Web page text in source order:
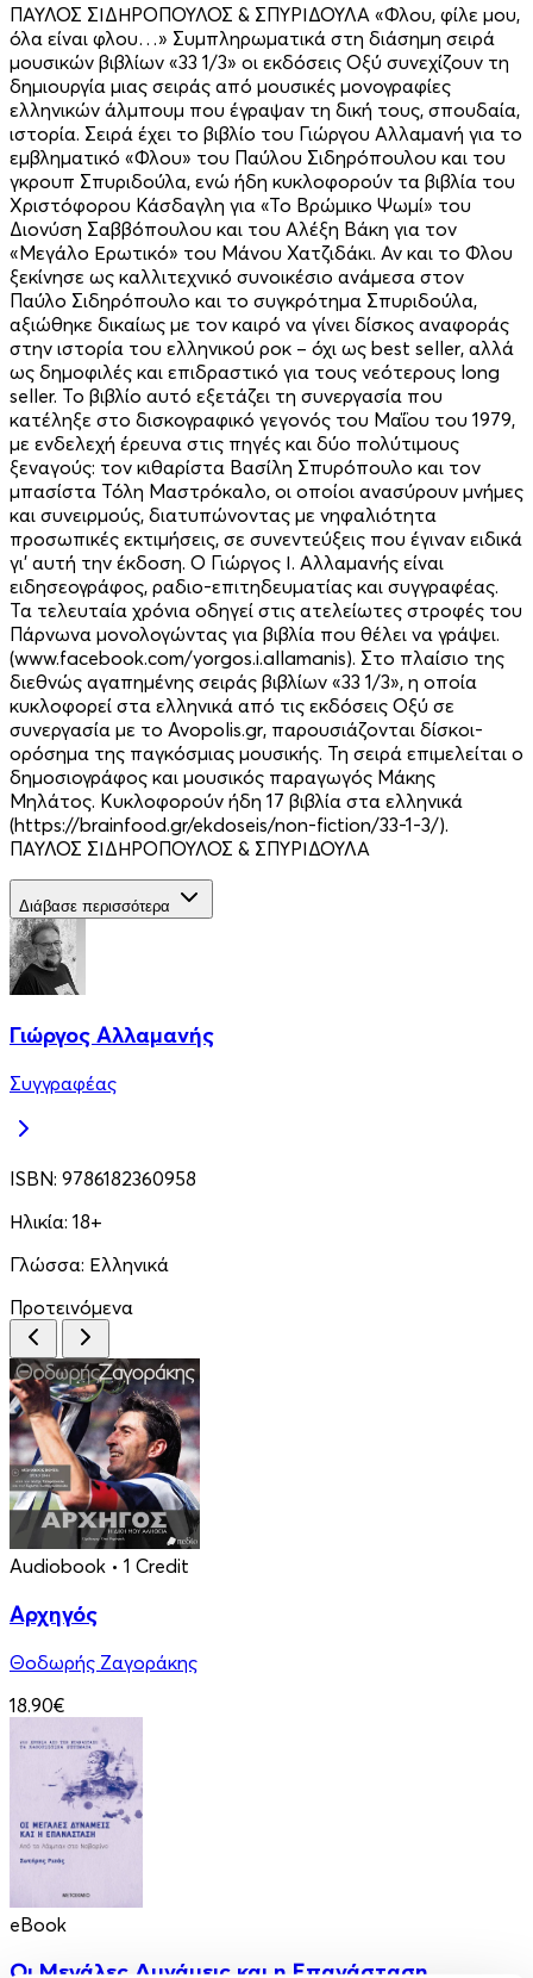
ΠΑΥΛΟΣ ΣΙΔΗΡΟΠΟΥΛΟΣ & ΣΠΥΡΙΔΟΥΛΑ «Φλου, φίλε μου,
όλα είναι φλου…» Συμπληρωματικά στη διάσημη σειρά
μουσικών βιβλίων «33 1/3» οι εκδόσεις Οξύ συνεχίζουν τη
δημιουργία μιας σειράς από μουσικές μονογραφίες
ελληνικών άλμπουμ που έγραψαν τη δική τους, σπουδαία,
ιστορία. Σειρά έχει το βιβλίο του Γιώργου Αλλαμανή για το
εμβληματικό «Φλου» του Παύλου Σιδηρόπουλου και του
γκρουπ Σπυριδούλα, ενώ ήδη κυκλοφορούν τα βιβλία του
Χριστόφορου Κάσδαγλη για «Το Βρώμικο Ψωμί» του
Διονύση Σαββόπουλου και του Αλέξη Βάκη για τον
«Μεγάλο Ερωτικό» του Μάνου Χατζιδάκι. Αν και το Φλου
ξεκίνησε ως καλλιτεχνικό συνοικέσιο ανάμεσα στον
Παύλο Σιδηρόπουλο και το συγκρότημα Σπυριδούλα,
αξιώθηκε δικαίως με τον καιρό να γίνει δίσκος αναφοράς
στην ιστορία του ελληνικού ροκ – όχι ως best seller, αλλά
ως δημοφιλές και επιδραστικό για τους νεότερους long
seller. Το βιβλίο αυτό εξετάζει τη συνεργασία που
κατέληξε στο δισκογραφικό γεγονός του Μαΐου του 1979,
με ενδελεχή έρευνα στις πηγές και δύο πολύτιμους
ξεναγούς: τον κιθαρίστα Βασίλη Σπυρόπουλο και τον
μπασίστα Τόλη Μαστρόκαλο, οι οποίοι ανασύρουν μνήμες
και συνειρμούς, διατυπώνοντας με νηφαλιότητα
προσωπικές εκτιμήσεις, σε συνεντεύξεις που έγιναν ειδικά
γι’ αυτή την έκδοση. Ο Γιώργος Ι. Αλλαμανής είναι
ειδησεογράφος, ραδιο-επιτηδευματίας και συγγραφέας.
Τα τελευταία χρόνια οδηγεί στις ατελείωτες στροφές του
Πάρνωνα μονολογώντας για βιβλία που θέλει να γράψει.
(www.facebook.com/yorgos.i.allamanis). Στο πλαίσιο της
διεθνώς αγαπημένης σειράς βιβλίων «33 1/3», η οποία
κυκλοφορεί στα ελληνικά από τις εκδόσεις Οξύ σε
συνεργασία με το Avopolis.gr, παρουσιάζονται δίσκοι-
ορόσημα της παγκόσμιας μουσικής. Τη σειρά επιμελείται ο
δημοσιογράφος και μουσικός παραγωγός Μάκης
Μηλάτος. Κυκλοφορούν ήδη 17 βιβλία στα ελληνικά
(https://brainfood.gr/ekdoseis/non-fiction/33-1-3/).
ΠΑΥΛΟΣ ΣΙΔΗΡΟΠΟΥΛΟΣ & ΣΠΥΡΙΔΟΥΛΑ
Διάβασε περισσότερα
Γιώργος Αλλαμανής
Συγγραφέας
ISBN: 9786182360958
Ηλικία: 18+
Γλώσσα: Ελληνικά
Προτεινόμενα
Audiobook • 1 Credit
Αρχηγός
Θοδωρής Ζαγοράκης
18.90€
eBook
Οι Μεγάλες Δυνάμεις και η Επανάσταση